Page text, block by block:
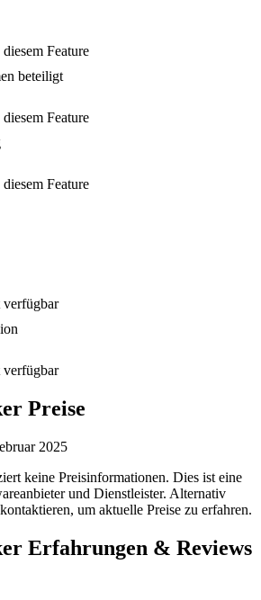
Feature
beteiligt
Feature
Feature
verfügbar
verfügbar
Preise
2025
keine Preisinformationen. Dies ist eine
und Dienstleister. Alternativ
um aktuelle Preise zu erfahren.
Erfahrungen & Reviews